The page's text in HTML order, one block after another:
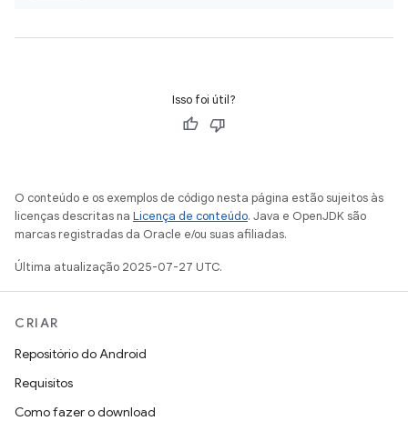
Isso foi útil?
O conteúdo e os exemplos de código nesta página estão sujeitos às
licenças descritas na Licença de conteúdo. Java e OpenJDK são
marcas registradas da Oracle e/ou suas afiliadas.
Última atualização 2025-07-27 UTC.
CRIAR
Repositório do Android
Requisitos
Como fazer o download